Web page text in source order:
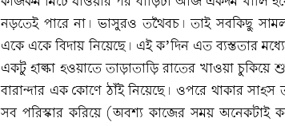
নড়তেই পারে না। ভাসুরও তথৈবচ। তাই সবকিছু
একে একে বিদায় নিয়েছে। এই ক’দিন এত ব্যস্ততার
একটু হাল্কা হওয়াতে তাড়াতাড়ি রাতের খাওয়া
বারান্দার এক কোণে ঠাঁই নিয়েছে। ওপরে থাকার
সব পরিস্কার করিয়ে (অবশ্য কাজের সময় অনেকটাই